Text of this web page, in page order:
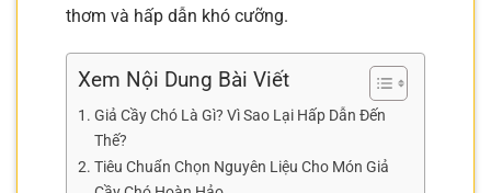
thơm và hấp dẫn khó cưỡng.
Xem Nội Dung Bài Viết
Giả Cầy Chó Là Gì? Vì Sao Lại Hấp Dẫn Đến
Thế?
Tiêu Chuẩn Chọn Nguyên Liệu Cho Món Giả